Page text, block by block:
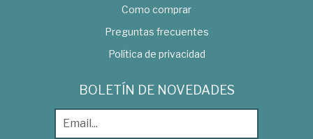
Como comprar
Preguntas frecuentes
Política de privacidad
BOLETÍN DE NOVEDADES